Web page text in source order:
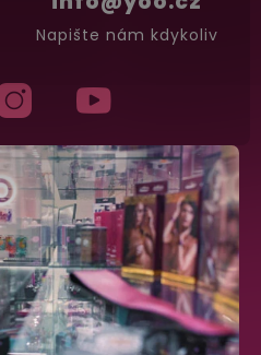
Napište nám kdykoliv